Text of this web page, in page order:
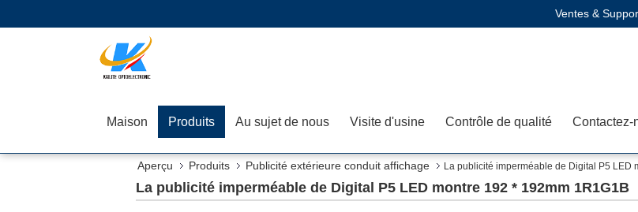
Ventes &
Maison Produits Au sujet de nous Visite d'usine Contrôle de qualité Contactez-
Aperçu Produits Publicité extérieure conduit affichage La publicité imperméable de Digital P5 LED
La publicité imperméable de Digital P5 LED montre 192 * 192mm 1R1G1B